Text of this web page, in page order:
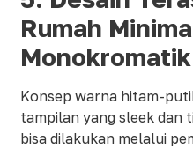
Rumah
Monokromatik
Konsep warna hitam-
tampilan yang sleek dan
bisa dilakukan melalui